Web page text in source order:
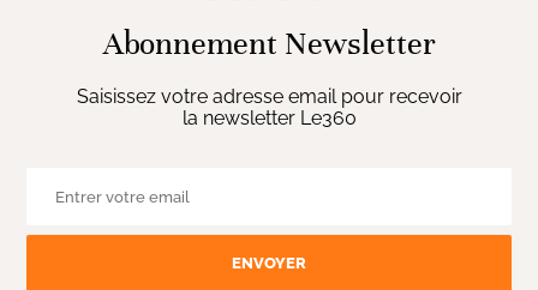
Abonnement Newsletter
Saisissez votre adresse email pour recevoir
la newsletter Le360
ENVOYER